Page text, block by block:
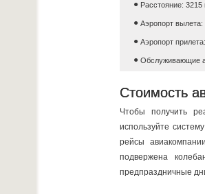
Расстояние: 3215
Аэропорт вылета:
Аэропорт
Обслуживающие
Стоимость
Чтобы получить
используйте
рейсы
подвержена
предпраздничные